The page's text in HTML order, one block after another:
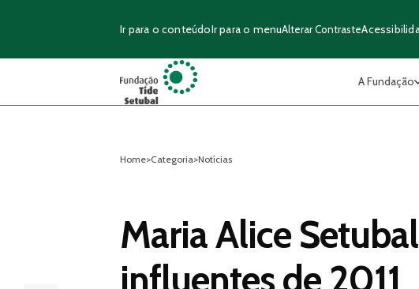
Ir para o conteúdoIr para o menuAlterar Contraste
A Fundação
Home>Categoria>Notícias
Maria Alice
influentes de 2011